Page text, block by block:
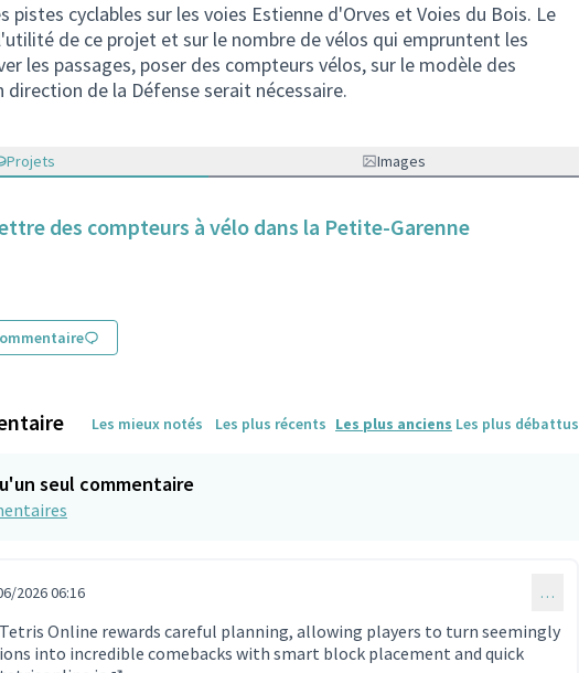
pistes cyclables sur les voies Estienne d'Orves et Voies du Bois. Le
de ce projet et sur le nombre de vélos qui empruntent les
les passages, poser des compteurs vélos, sur le modèle des
direction de la Défense serait nécessaire.
Projets Images
des compteurs à vélo dans la Petite-Garenne
Les mieux notés Les plus récents Les plus anciens Les plus débattus
seul commentaire
2026 06:16 …
Online rewards careful planning, allowing players to turn seemingly
into incredible comebacks with smart block placement and quick